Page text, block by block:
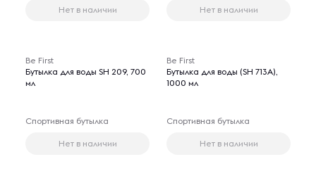
Нет в наличии Нет в наличии
Be First
Бутылка для воды SH 209, 700
мл
Спортивная бутылка
Нет в наличии
Be First
Бутылка для воды (SH 713A),
1000 мл
Спортивная бутылка
Нет в наличии